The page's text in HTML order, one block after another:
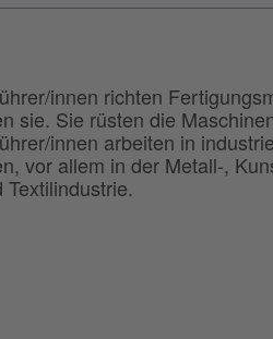
innen richten
sie. Sie rüsten die
innen arbeiten in
vor allem in der Metall-,
Textilindustrie.